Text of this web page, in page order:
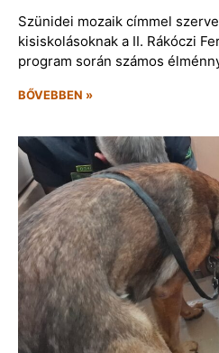
Szünidei mozaik címmel
kisiskolásoknak a II. Rákóczi
program során számos
BŐVEBBEN »